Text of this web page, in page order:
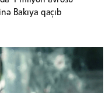
Bakıya qaçıb